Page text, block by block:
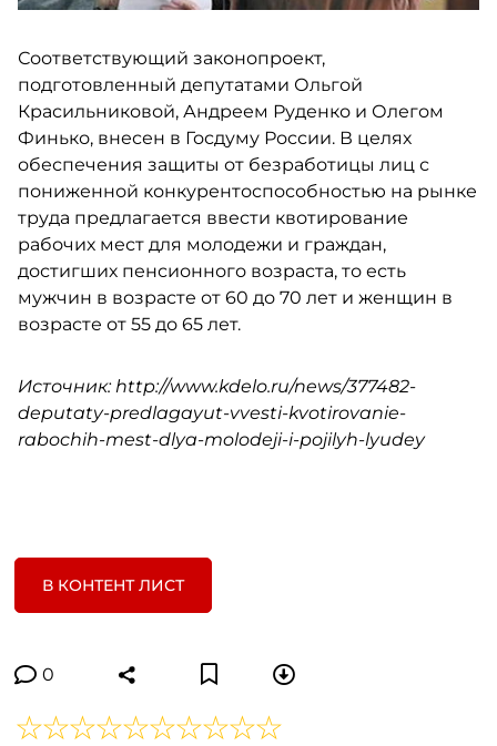
Соответствующий законопроект,
подготовленный депутатами Ольгой
Красильниковой, Андреем Руденко и Олегом
Финько, внесен в Госдуму России. В целях
обеспечения защиты от безработицы лиц с
пониженной конкурентоспособностью на рынке
труда предлагается ввести квотирование
рабочих мест для молодежи и граждан,
достигших пенсионного возраста, то есть
мужчин в возрасте от 60 до 70 лет и женщин в
возрасте от 55 до 65 лет.
Источник: http://www.kdelo.ru/news/377482-
deputaty-predlagayut-vvesti-kvotirovanie-
rabochih-mest-dlya-molodeji-i-pojilyh-lyudey
В КОНТЕНТ ЛИСТ
0